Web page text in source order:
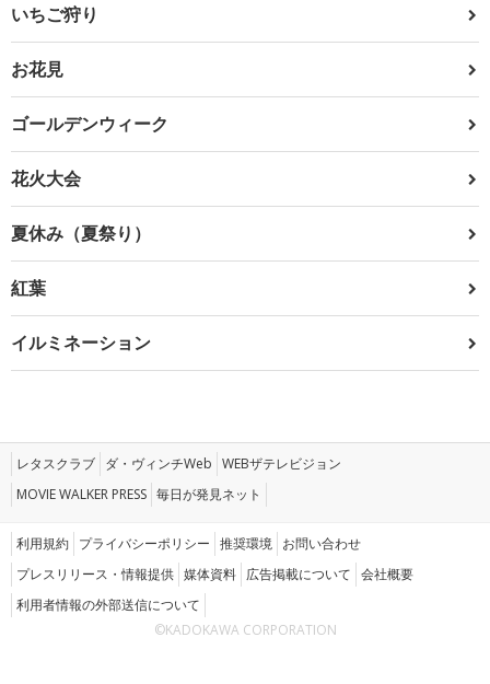
いちご狩り
お花見
ゴールデンウィーク
花火大会
夏休み（夏祭り）
紅葉
イルミネーション
レタスクラブ ダ・ヴィンチWeb WEBザテレビジョン
MOVIE WALKER PRESS 毎日が発見ネット
利用規約 プライバシーポリシー 推奨環境 お問い合わせ
プレスリリース・情報提供 媒体資料 広告掲載について 会社概要
利用者情報の外部送信について
©KADOKAWA CORPORATION